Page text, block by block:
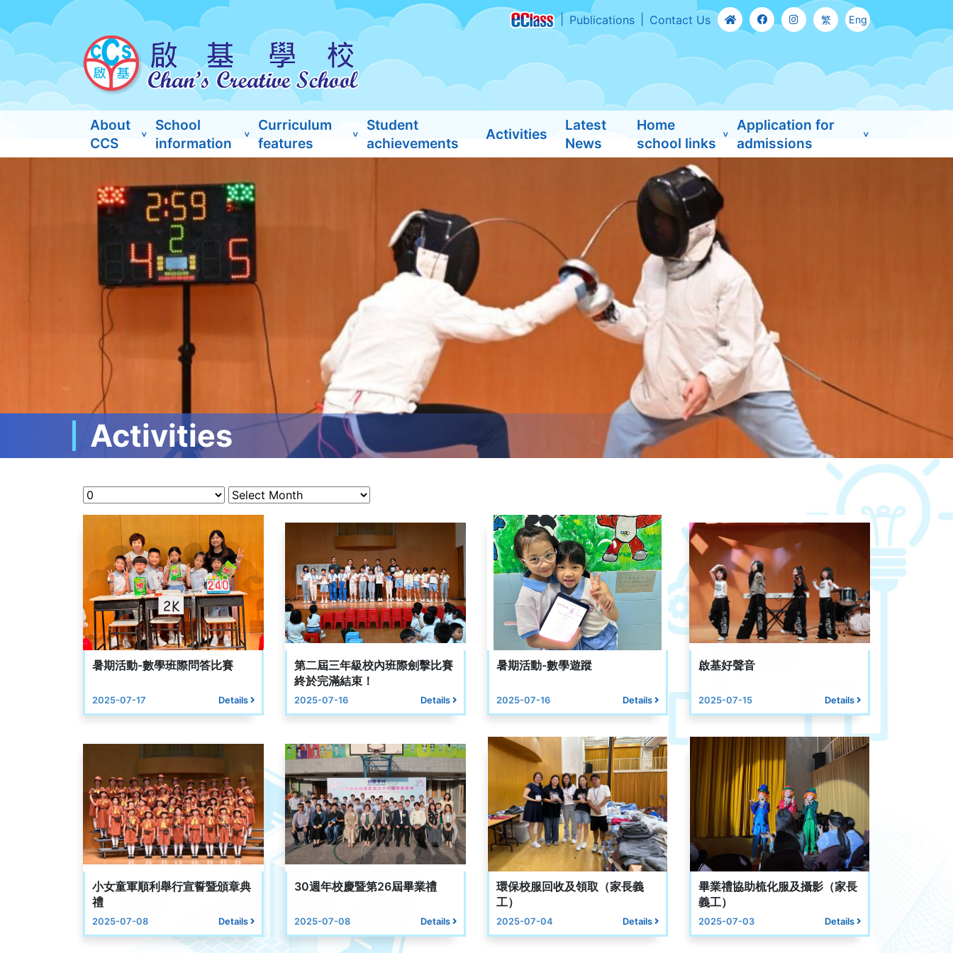
Publications Contact Us 繁 Eng
About
CCS
School
information
Curriculum
features
Student
achievements
Activities
Latest
News
Home
school links
Application for
admissions
Activities
暑期活動-數學班際問答比賽
2025-07-17 Details
第二屆三年級校內班際劍擊比賽
終於完滿結束！
2025-07-16 Details
暑期活動-數學遊蹤
2025-07-16 Details
啟基好聲音
2025-07-15 Details
小女童軍順利舉行宣誓暨頒章典
禮
2025-07-08 Details
30週年校慶暨第26屆畢業禮
2025-07-08 Details
環保校服回收及領取（家長義
工）
2025-07-04 Details
畢業禮協助梳化服及攝影（家長
義工）
2025-07-03 Details